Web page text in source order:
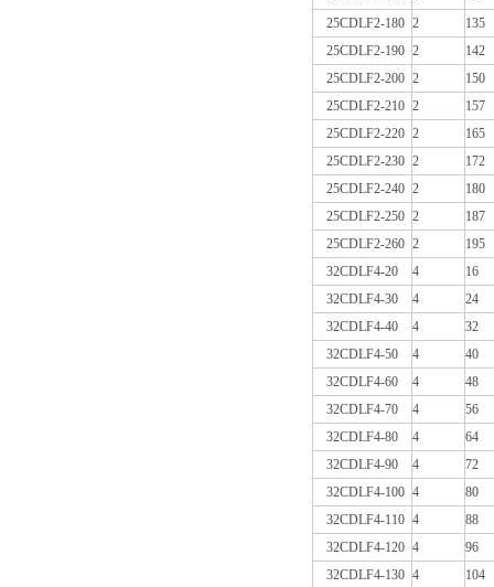
25CDLF2-180 2
135
25CDLF2-190 2
142
25CDLF2-200 2
150
25CDLF2-210 2
157
25CDLF2-220 2
165
25CDLF2-230 2
172
25CDLF2-240 2
180
25CDLF2-250 2
187
25CDLF2-260 2
195
32CDLF4-20
4
16
32CDLF4-30
4
24
32CDLF4-40
4
32
32CDLF4-50
4
40
32CDLF4-60
4
48
32CDLF4-70
4
56
32CDLF4-80
4
64
32CDLF4-90
4
72
32CDLF4-100 4
80
32CDLF4-110 4
88
32CDLF4-120 4
96
32CDLF4-130 4
104